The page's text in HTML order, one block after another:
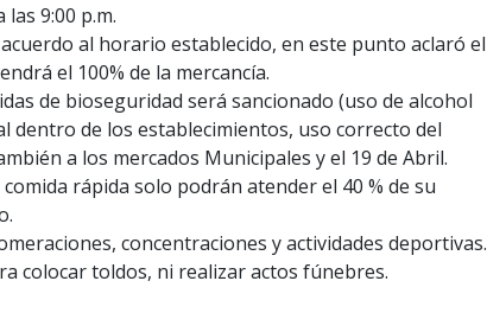
9:00 p.m.
al horario establecido, en este punto aclaró el
el 100% de la mercancía.
de bioseguridad será sancionado (uso de alcohol
dentro de los establecimientos, uso correcto del
a los mercados Municipales y el 19 de Abril.
rápida solo podrán atender el 40 % de su
concentraciones y actividades deportivas.
colocar toldos, ni realizar actos fúnebres.